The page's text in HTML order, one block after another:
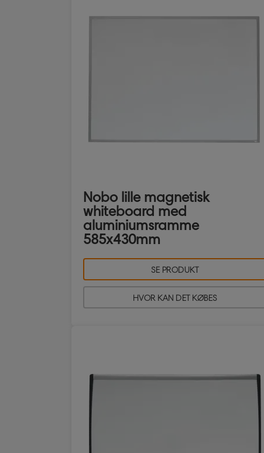
Nobo lille magnetisk
whiteboard med
aluminiumsramme
585x430mm
SE PRODUKT
HVOR KAN DET KØBES